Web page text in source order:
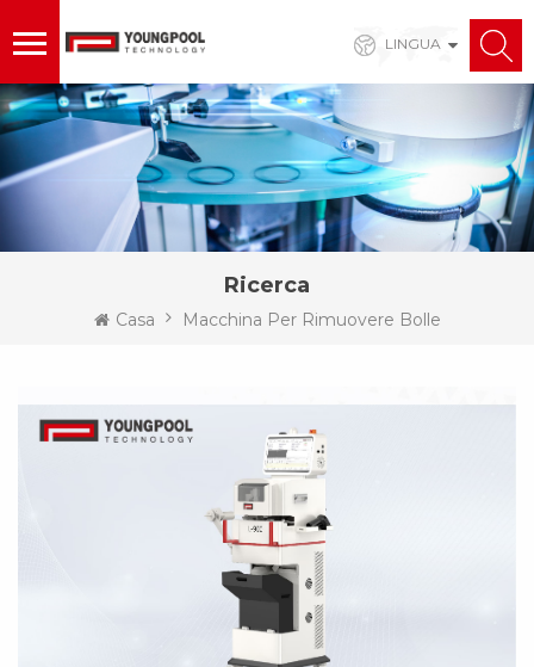
LINGUA
Ricerca
Casa Macchina Per Rimuovere Bolle